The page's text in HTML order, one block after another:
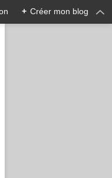
+ Créer mon blog